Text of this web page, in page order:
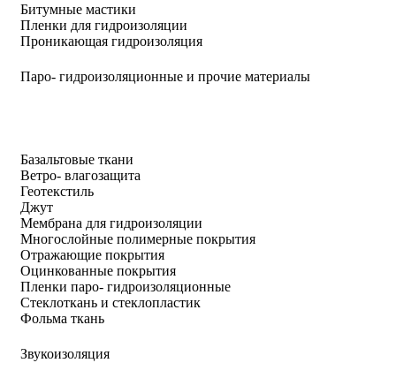
Битумные мастики
Пленки для гидроизоляции
Проникающая гидроизоляция
Паро- гидроизоляционные и прочие материалы
Базальтовые ткани
Ветро- влагозащита
Геотекстиль
Джут
Мембрана для гидроизоляции
Многослойные полимерные покрытия
Отражающие покрытия
Оцинкованные покрытия
Пленки паро- гидроизоляционные
Стеклоткань и стеклопластик
Фольма ткань
Звукоизоляция